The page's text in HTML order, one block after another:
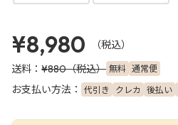
¥8,980
（税込）
送料： ¥880（税込） 無料 通常便
お支払い方法： 代引き クレカ 後払い